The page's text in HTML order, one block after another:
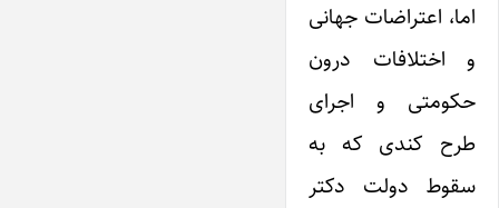
اما، اعتراضات جهانی
و اختلافات درون
حکومتی و اجرای
طرح کندی که به
سقوط دولت دکتر